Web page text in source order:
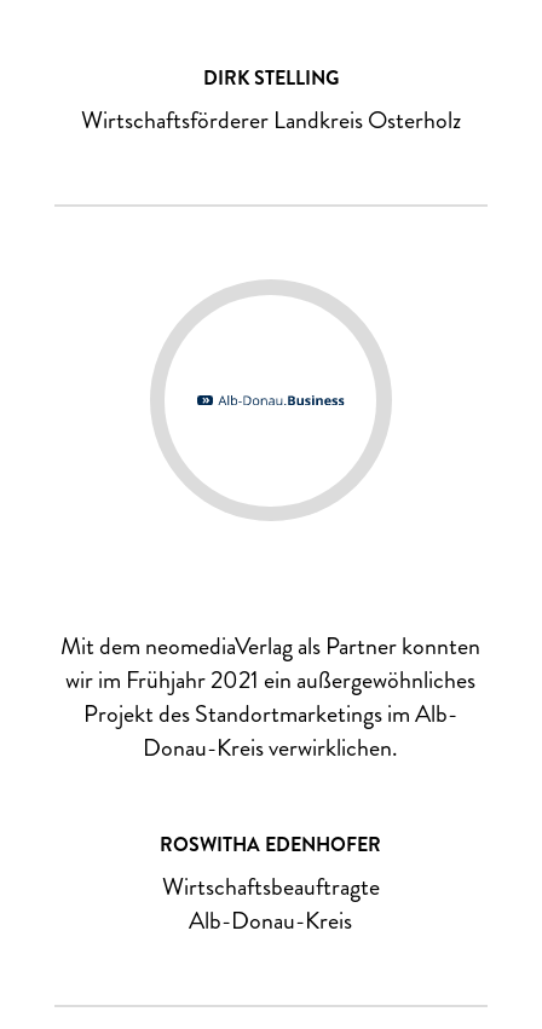
DIRK STELLING
Wirtschaftsförderer Landkreis Osterholz
Mit dem neomediaVerlag als Partner konnten
wir im Frühjahr 2021 ein außergewöhnliches
Projekt des Standortmarketings im Alb-
Donau-Kreis verwirklichen.
ROSWITHA EDENHOFER
Wirtschaftsbeauftragte
Alb-Donau-Kreis